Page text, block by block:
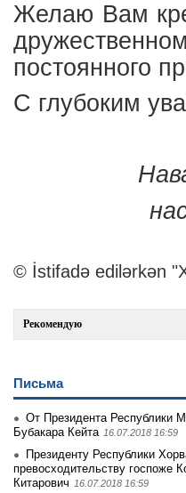
Желаю Вам
постоянного
С глубоким
© İstifadə edilərkən
Рекомендую
Письма
От Президента Республики
Бубакара Кейта 16.07.2018 16:59
Президенту Республики
превосходительству госпоже
Китарович 16.07.2018 16:59